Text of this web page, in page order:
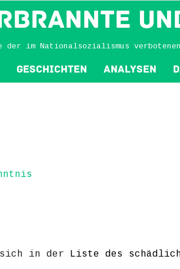
der im Nationalsozialismus
Geschichten Analysen
in der Liste des